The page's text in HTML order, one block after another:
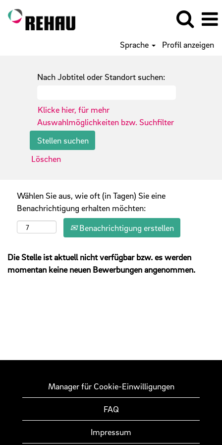
Sprache Profil anzeigen
Nach Jobtitel oder Standort suchen:
Klicke hier, für mehr
Auswahlmöglichkeiten bzw. Suchfilter
Löschen
Wählen Sie aus, wie oft (in Tagen) Sie eine
Benachrichtigung erhalten möchten:
Benachrichtigung erstellen
Die Stelle ist aktuell nicht verfügbar bzw. es werden
momentan keine neuen Bewerbungen angenommen.
Manager für Cookie-Einwilligungen
FAQ
Impressum